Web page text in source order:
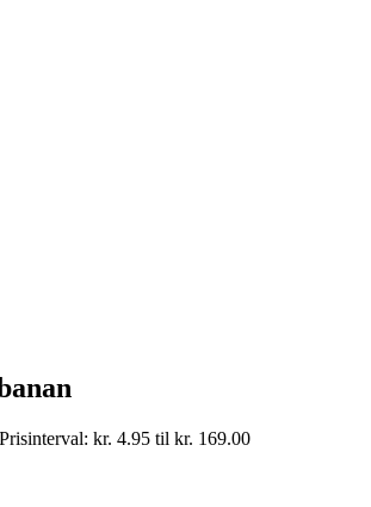
Prisinterval: kr. 4.95 til kr. 169.00